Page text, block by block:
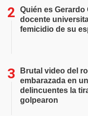
Quién es Gerardo
docente
femicidio de su
Brutal video del
embarazada en
delincuentes la
golpearon